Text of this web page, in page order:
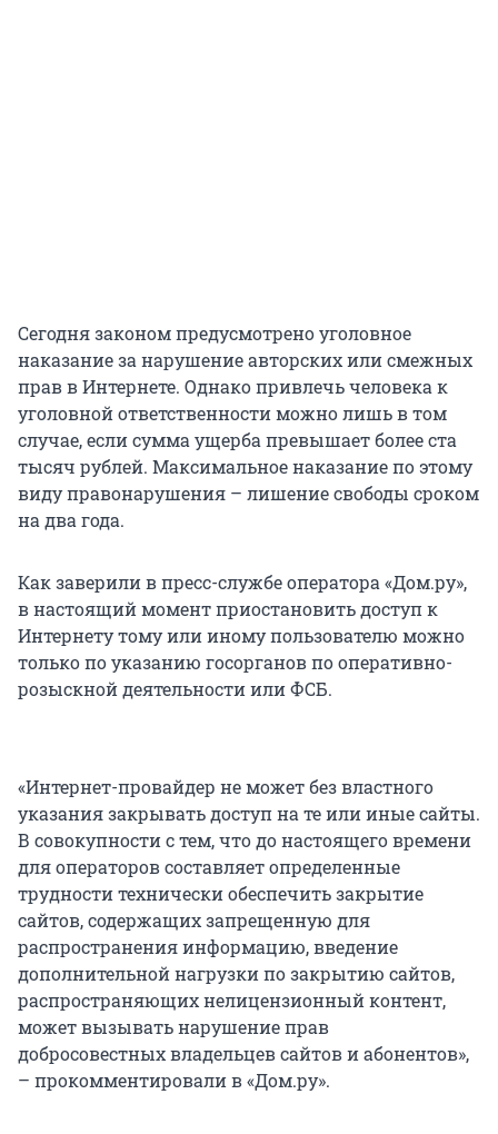
Сегодня законом предусмотрено уголовное
наказание за нарушение авторских или смежных
прав в Интернете. Однако привлечь человека к
уголовной ответственности можно лишь в том
случае, если сумма ущерба превышает более ста
тысяч рублей. Максимальное наказание по этому
виду правонарушения – лишение свободы сроком
на два года.
Как заверили в пресс-службе оператора «Дом.ру»,
в настоящий момент приостановить доступ к
Интернету тому или иному пользователю можно
только по указанию госорганов по оперативно-
розыскной деятельности или ФСБ.
«Интернет-провайдер не может без властного
указания закрывать доступ на те или иные сайты.
В совокупности с тем, что до настоящего времени
для операторов составляет определенные
трудности технически обеспечить закрытие
сайтов, содержащих запрещенную для
распространения информацию, введение
дополнительной нагрузки по закрытию сайтов,
распространяющих нелицензионный контент,
может вызывать нарушение прав
добросовестных владельцев сайтов и абонентов»,
– прокомментировали в «Дом.ру».